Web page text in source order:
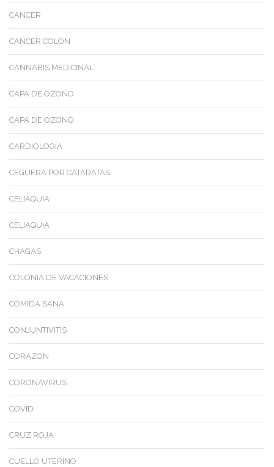
CANCER
CANCER COLON
CANNABIS MEDICINAL
CAPA DE OZONO
CAPA DE OZONO
CARDIOLOGÍA
CEGUERA POR CATARATAS
CELIAQUIA
CELIAQUIA
CHAGAS
COLONIA DE VACACIONES
COMIDA SANA
CONJUNTIVITIS
CORAZON
CORONAVIRUS
COVID
CRUZ ROJA
CUELLO UTERINO